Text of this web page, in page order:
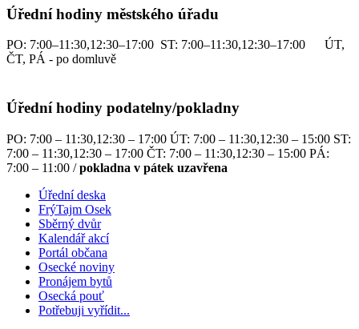
Úřední hodiny městského úřadu
PO: 7:00–11:30,12:30–17:00 ST: 7:00–11:30,12:30–17:00 ÚT,
ČT, PÁ - po domluvě
Úřední hodiny podatelny/pokladny
PO: 7:00 – 11:30,12:30 – 17:00 ÚT: 7:00 – 11:30,12:30 – 15:00 ST:
7:00 – 11:30,12:30 – 17:00 ČT: 7:00 – 11:30,12:30 – 15:00 PÁ:
7:00 – 11:00 /pokladna v pátek uzavřena
Úřední deska
FrýTajm Osek
Sběrný dvůr
Kalendář akcí
Portál občana
Osecké noviny
Pronájem bytů
Osecká pouť
Potřebuji vyřídit...